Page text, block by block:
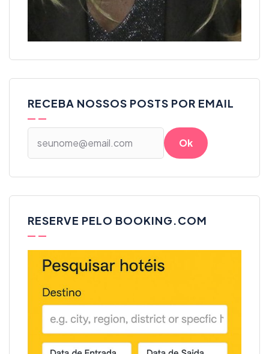
RECEBA NOSSOS POSTS POR EMAIL
RESERVE PELO BOOKING.COM